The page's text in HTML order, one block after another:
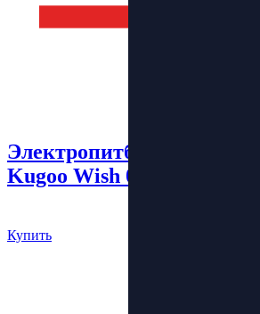
Электропитбайк
Kugoo Wish 04
Купить